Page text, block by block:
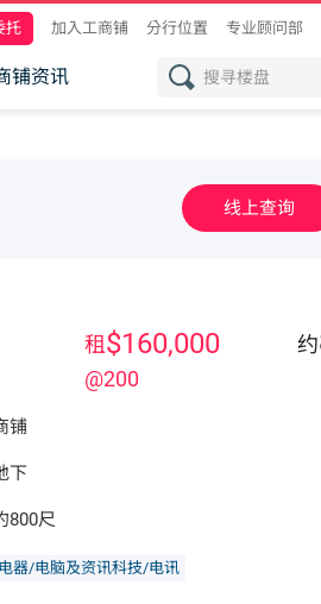
托 加入工商铺 分行位置 专业顾问部
铺资讯
线上查询
租$160,000
@200
约
铺
下
800尺
电器/电脑及资讯科技/电讯